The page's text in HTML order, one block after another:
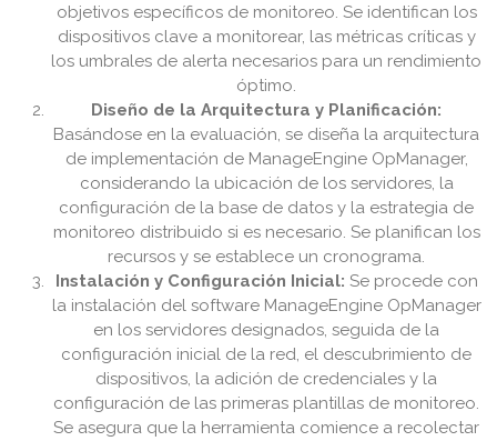
objetivos específicos de monitoreo. Se identifican los
dispositivos clave a monitorear, las métricas críticas y
los umbrales de alerta necesarios para un rendimiento
óptimo.
Diseño de la Arquitectura y Planificación:
Basándose en la evaluación, se diseña la arquitectura
de implementación de ManageEngine OpManager,
considerando la ubicación de los servidores, la
configuración de la base de datos y la estrategia de
monitoreo distribuido si es necesario. Se planifican los
recursos y se establece un cronograma.
Instalación y Configuración Inicial: Se procede con
la instalación del software ManageEngine OpManager
en los servidores designados, seguida de la
configuración inicial de la red, el descubrimiento de
dispositivos, la adición de credenciales y la
configuración de las primeras plantillas de monitoreo.
Se asegura que la herramienta comience a recolectar